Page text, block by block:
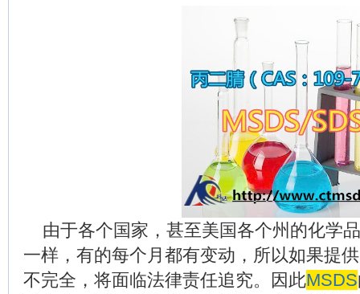
由于各个国家，甚至美国各个州的化学
一样，有的每个月都有变动，所以如果提
不完全，将面临法律责任追究。因此MSDS